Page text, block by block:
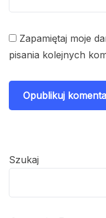
Zapamiętaj moje
pisania kolejnych
Szukaj